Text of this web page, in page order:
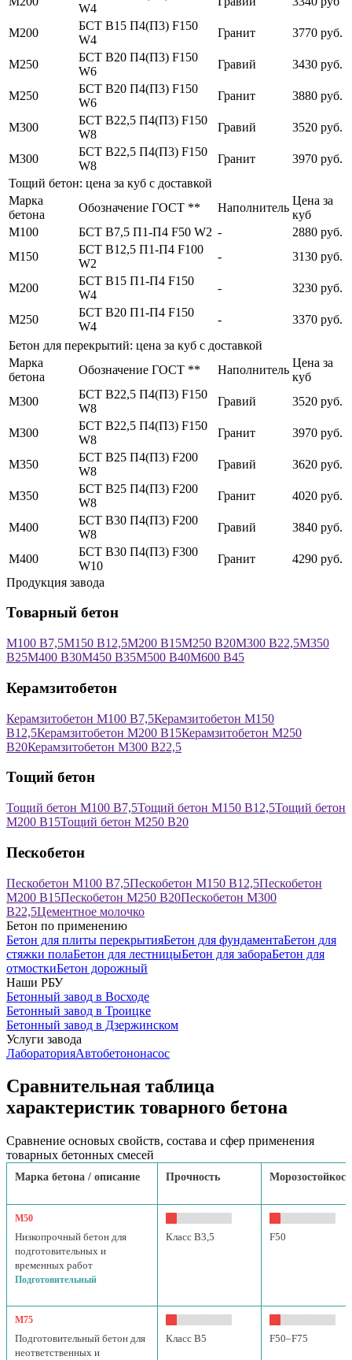
W4
М200
БСТ В15 П4(П3) F150
W4
Гранит 3770 руб.
М250
БСТ В20 П4(П3) F150
W6
Гравий 3430 руб.
М250
БСТ В20 П4(П3) F150
W6
Гранит 3880 руб.
М300
БСТ В22,5 П4(П3) F150
W8
Гравий 3520 руб.
М300
БСТ В22,5 П4(П3) F150
W8
Гранит
3970 руб.
Тощий бетон: цена за куб с доставкой
Марка
бетона
Обозначение ГОСТ ** Наполнитель
Цена за
куб
М100
БСТ В7,5 П1-П4 F50 W2 -
2880 руб.
М150
БСТ В12,5 П1-П4 F100
W2
- 3130 руб.
М200
БСТ В15 П1-П4 F150
W4
- 3230 руб.
М250
БСТ В20 П1-П4 F150
W4
-
3370 руб.
Бетон для перекрытий: цена за куб с доставкой
Марка
бетона
Обозначение ГОСТ ** Наполнитель
Цена за
куб
М300
БСТ В22,5 П4(П3) F150
W8
Гравий 3520 руб.
М300
БСТ В22,5 П4(П3) F150
W8
Гранит 3970 руб.
М350
БСТ В25 П4(П3) F200
W8
Гравий 3620 руб.
М350
БСТ В25 П4(П3) F200
W8
Гранит 4020 руб.
М400
БСТ В30 П4(П3) F200
W8
Гравий 3840 руб.
М400
БСТ В30 П4(П3) F300
W10
Гранит
4290 руб.
Продукция завода
Товарный бетон
М100 В7,5М150 В12,5М200 В15М250 В20М300 В22,5М350
В25М400 В30М450 В35М500 В40М600 В45
Керамзитобетон
Керамзитобетон М100 В7,5Керамзитобетон М150
В12,5Керамзитобетон М200 В15Керамзитобетон М250
В20Керамзитобетон М300 В22,5
Тощий бетон
Тощий бетон М100 В7,5Тощий бетон М150 В12,5Тощий бетон
М200 В15Тощий бетон М250 В20
Пескобетон
Пескобетон М100 В7,5Пескобетон М150 В12,5Пескобетон
М200 В15Пескобетон М250 В20Пескобетон М300
В22,5Цементное молочко
Бетон по применению
Бетон для плиты перекрытияБетон для фундаментаБетон для
стяжки полаБетон для лестницыБетон для забораБетон для
отмосткиБетон дорожный
Наши РБУ
Бетонный завод в Восходе
Бетонный завод в Троицке
Бетонный завод в Дзержинском
Услуги завода
ЛабораторияАвтобетононасос
Сравнительная таблица
характеристик товарного бетона
Сравнение основых свойств, состава и сфер применения
товарных бетонных смесей
Марка бетона / описание Прочность
М50
Низкопрочный бетон для
подготовительных и
временных работ
Подготовительный
Класс B3,5 F50
М75
Подготовительный бетон для
неответственных и
Класс B5 F50–F75